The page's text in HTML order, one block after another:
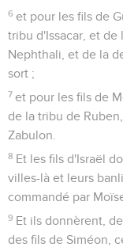
6 et pour les fils de
tribu d'Issacar, et
Nephthali, et de la
sort ;
7 et pour les fils de
de la tribu de
Zabulon.
8 Et les fils d'Israël
villes-là et leurs
commandé par
9 Et ils donnèrent,
des fils de Siméon,